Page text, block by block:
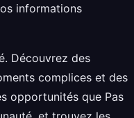
informations
Découvrez des
complices et des
opportunités que Pas